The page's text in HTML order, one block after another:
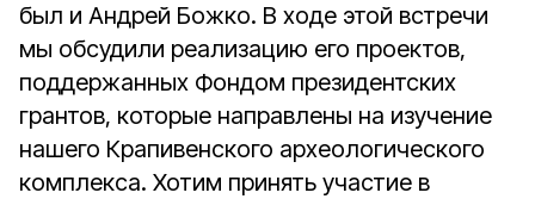
был и Андрей Божко. В ходе этой встречи
мы обсудили реализацию его проектов,
поддержанных Фондом президентских
грантов, которые направлены на изучение
нашего Крапивенского археологического
комплекса. Хотим принять участие в